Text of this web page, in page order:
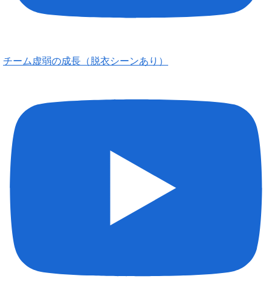
チーム虚弱の成長（脱衣シーンあり）